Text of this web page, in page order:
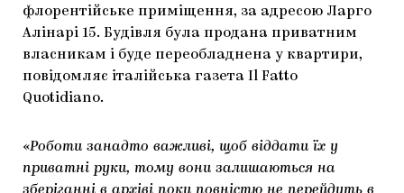
флорентійське приміщення, за адресою Ларго
Алінарі 15. Будівля була продана приватним
власникам і буде переобладнена у квартири,
повідомляє італійська газета Il Fatto
Quotidiano.
«Роботи занадто важливі, щоб віддати їх у
приватні руки, тому вони залишаються на
зберіганні в архіві поки повністю не перейдуть в